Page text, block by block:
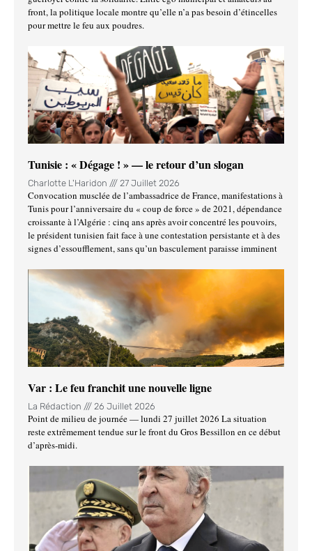
front, la politique locale montre qu’elle n’a pas besoin d’étincelles
pour mettre le feu aux poudres.
Tunisie : « Dégage ! » — le retour d’un slogan
Charlotte L'Haridon 27 Juillet 2026
Convocation musclée de l’ambassadrice de France, manifestations à
Tunis pour l’anniversaire du « coup de force » de 2021, dépendance
croissante à l’Algérie : cinq ans après avoir concentré les pouvoirs,
le président tunisien fait face à une contestation persistante et à des
signes d’essoufflement, sans qu’un basculement paraisse imminent
Var : Le feu franchit une nouvelle ligne
La Rédaction 26 Juillet 2026
Point de milieu de journée — lundi 27 juillet 2026 La situation
reste extrêmement tendue sur le front du Gros Bessillon en ce début
d’après-midi.